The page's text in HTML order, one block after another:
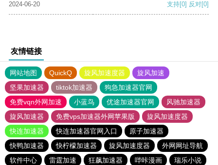
2024-06-20 支持[0] 反对[0]
友情链接
网站地图 QuickQ 旋风加速度器
旋风加速
坚果加速器
tiktok加速器
狗急加速器官网
免费vqn外网加速
小蓝鸟 优途加速器官网
风驰加速器
旋风加速器
免费vps加速器外网苹果版
旋风加速度器
快连加速器
快连加速器官网入口
原子加速器
快鸭加速器
快柠檬加速器 旋风加速度器
外网网址导航
软件中心
雷霆加速 狂飙加速器 哔咔漫画
瑞乐小说